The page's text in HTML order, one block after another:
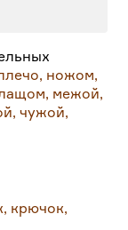
ножом,
межой,
чужой,
крючок,